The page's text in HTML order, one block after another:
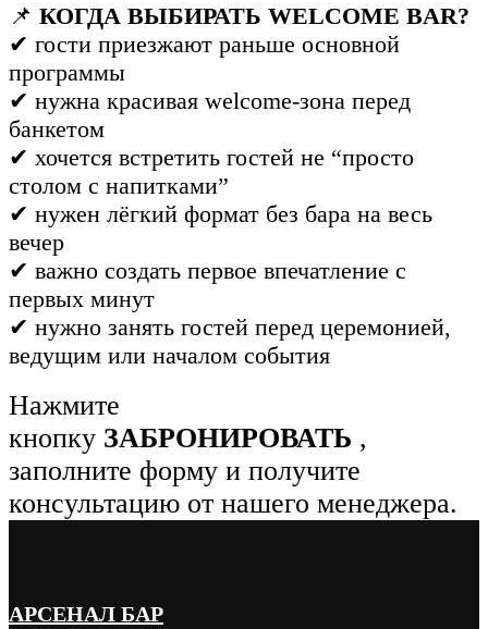
📌 КОГДА ВЫБИРАТЬ WELCOME BAR?
✔ гости приезжают раньше основной
программы
✔ нужна красивая welcome-зона перед
банкетом
✔ хочется встретить гостей не “просто
столом с напитками”
✔ нужен лёгкий формат без бара на весь
вечер
✔ важно создать первое впечатление с
первых минут
✔ нужно занять гостей перед церемонией,
ведущим или началом события
Нажмите
кнопку ЗАБРОНИРОВАТЬ ,
заполните форму и получите
консультацию от нашего менеджера.
АРСЕНАЛ БАР